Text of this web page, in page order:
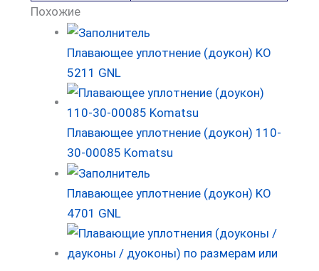
Похожие
Плавающее уплотнение (доукон) KO
5211 GNL
Плавающее уплотнение (доукон) 110-
30-00085 Komatsu
Плавающее уплотнение (доукон) KO
4701 GNL